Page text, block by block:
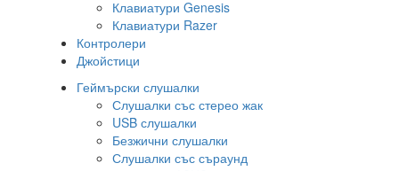
Клавиатури Genesis
Клавиатури Razer
Контролери
Джойстици
Геймърски слушалки
Слушалки със стерео жак
USB слушалки
Безжични слушалки
Слушалки със съраунд